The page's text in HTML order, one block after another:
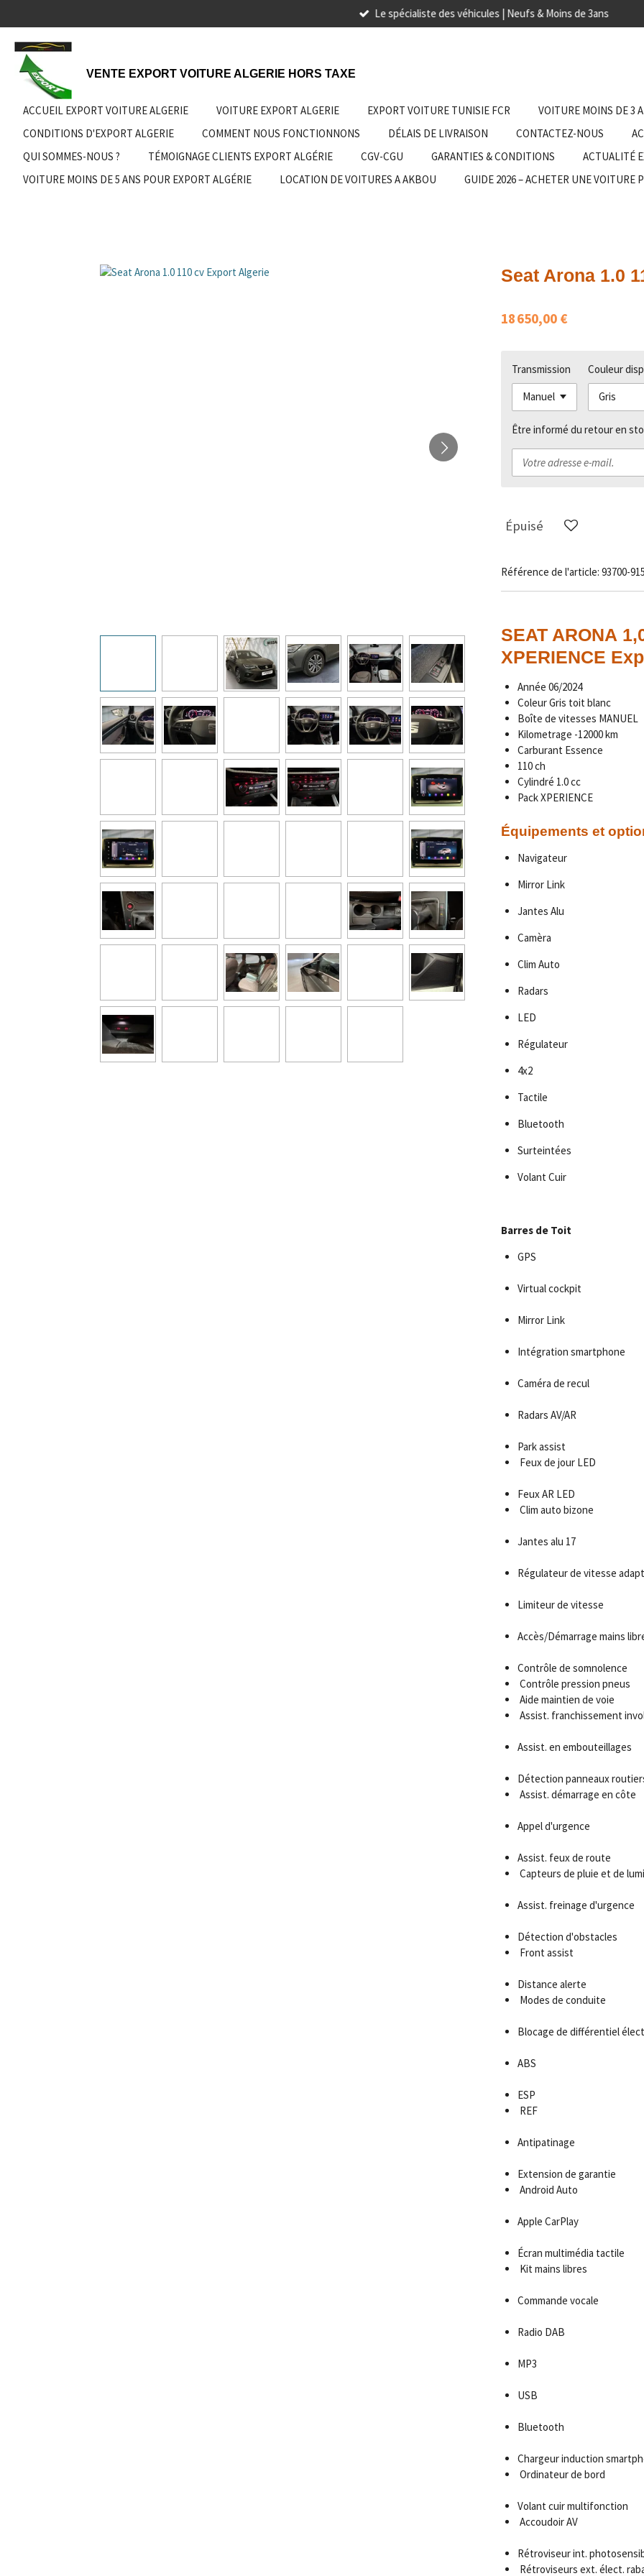
au
contenu
principal
Le spécialiste des véhicules | Neufs & Moins de 3ans
VENTE EXPORT VOITURE ALGERIE HORS TAXE
ACCUEIL EXPORT VOITURE ALGERIE VOITURE EXPORT ALGERIE EXPORT VOITURE TUNISIE FCR
VOITURE MOINS DE 3
CONDITIONS D'EXPORT ALGERIE
COMMENT NOUS FONCTIONNONS DÉLAIS DE LIVRAISON CONTACTEZ-NOUS
QUI SOMMES-NOUS ?
TÉMOIGNAGE CLIENTS EXPORT ALGÉRIE CGV-CGU GARANTIES & CONDITIONS
ACTUALITÉ
VOITURE MOINS DE 5 ANS POUR EXPORT ALGÉRIE
LOCATION DE VOITURES A AKBOU GUIDE 2026 – ACHETER UNE VOITURE
Seat Arona 1.0
18 650,00 €
Transmission Couleur
Être informé du retour en
Épuisé
Référence de l'article: 93700-
SEAT ARONA
XPERIENCE
Année 06/2024
Coleur Gris toit blanc
Boîte de vitesses MANUEL
Kilometrage -12000km
Carburant Essence
110 ch
Cylindré 1.0 cc
Pack XPERIENCE
Équipements et
Navigateur
Mirror Link
Jantes Alu
Camèra
Clim Auto
Radars
LED
Régulateur
4x2
Tactile
Bluetooth
Surteintées
Volant Cuir
Barres de Toit
GPS
Virtual cockpit
Mirror Link
Intégration smartphone
Caméra de recul
Radars AV/AR
Park assist
Feux de jour LED
Feux AR LED
Clim auto bizone
Jantes alu 17
Régulateur de vitesse
Limiteur de vitesse
Accès/Démarrage mains
Contrôle de somnolence
Contrôle pression pneus
Aide maintien de voie
Assist. franchissement
Assist. en embouteillages
Détection panneaux
Assist. démarrage en côte
Appel d'urgence
Assist. feux de route
Capteurs de pluie et de
Assist. freinage d'urgence
Détection d'obstacles
Front assist
Distance alerte
Modes de conduite
Blocage de différentiel
ABS
ESP
REF
Antipatinage
Extension de garantie
Android Auto
Apple CarPlay
Écran multimédia tactile
Kit mains libres
Commande vocale
Radio DAB
MP3
USB
Bluetooth
Chargeur induction
Ordinateur de bord
Volant cuir multifonction
Accoudoir AV
Rétroviseur int.
Rétroviseurs ext. élect.